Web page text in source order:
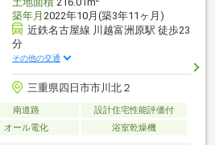
築年月 2022年10月(築3年11ヶ月)
近鉄名古屋線 川越富洲原駅 徒歩23
分
その他の交通
三重県四日市市川北２
南道路
設計住宅性能評価付
オール電化 浴室乾燥機